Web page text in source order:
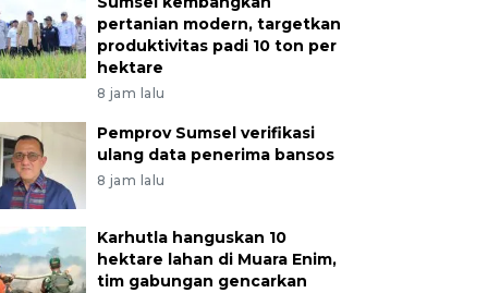
pertanian modern, targetkan
produktivitas padi 10 ton per
hektare
8 jam lalu
Pemprov Sumsel verifikasi
ulang data penerima bansos
8 jam lalu
Karhutla hanguskan 10
hektare lahan di Muara Enim,
tim gabungan gencarkan